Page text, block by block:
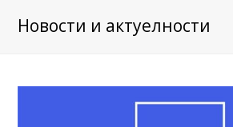
Новости и актуелности